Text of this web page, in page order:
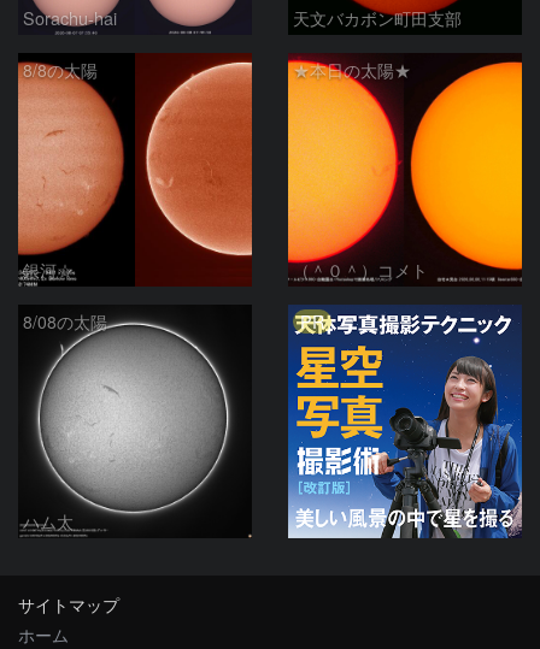
Sorachu-hai 天文バカボン町田支部
8/8の太陽
銀河☆
★本日の太陽★
（＾０＾）コメト
8/08の太陽
ハム太
PR
サイトマップ
ホーム